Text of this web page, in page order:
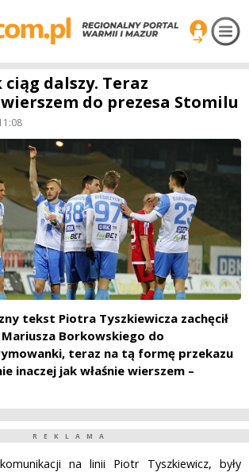
dalszy. Teraz
do prezesa Stomilu
tekst Piotra Tyszkiewicza zachęcił
Borkowskiego do
teraz na tą formę przekazu
inaczej jak właśnie wierszem –
REKLAMA
na linii Piotr Tyszkiewicz, były